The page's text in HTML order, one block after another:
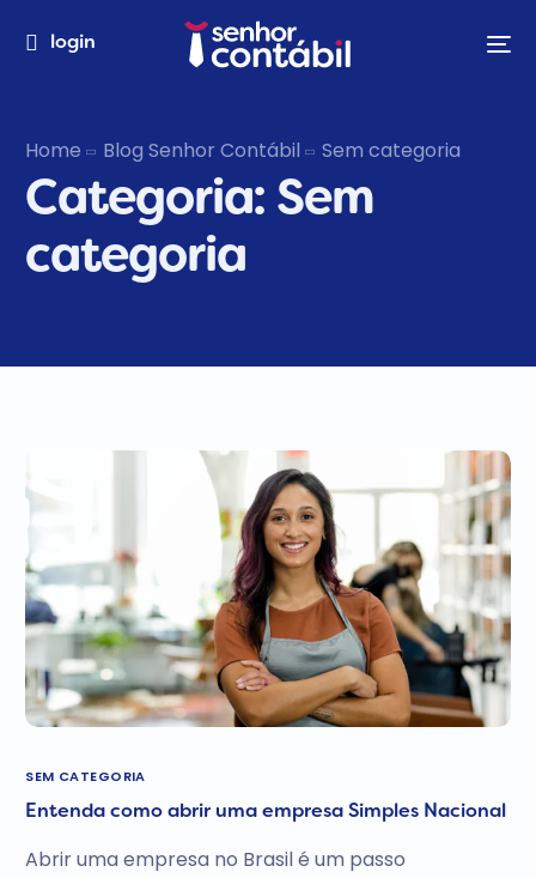
login
Home Blog Senhor Contábil Sem categoria
Categoria: Sem
categoria
SEM CATEGORIA
Entenda como abrir uma empresa Simples Nacional
Abrir uma empresa no Brasil é um passo